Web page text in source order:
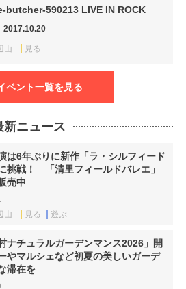
butcher-590213 LIVE IN ROCK
2017.10.20
山 見る
ベント一覧を見る
新ニュース
は6年ぶりに新作「ラ・シルフィード
挑戦！ 「清里フィールドバレエ」
売中
山
見る 遊ぶ
ナチュラルガーデンマンス2026」開
やマルシェなど初夏の美しいガーデ
滞在を